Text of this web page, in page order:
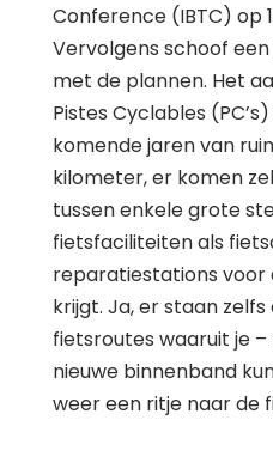
Conference (IBTC) op
Vervolgens schoof
met de plannen. Het
Pistes Cyclables
komende jaren van
kilometer, er komen
tussen enkele grote
fietsfaciliteiten als
reparatiestations voor
krijgt. Ja, er staan
fietsroutes waaruit je
nieuwe binnenband
weer een ritje naar de